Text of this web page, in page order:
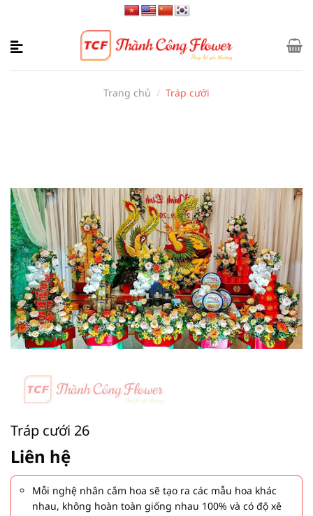
nội
Trang chủ / Tráp cưới
Tráp cưới 26
Liên hệ
Mỗi nghệ nhân cắm hoa sẽ tạo ra các mẫu hoa khác
nhau, không hoàn toàn giống nhau 100% và có độ xê